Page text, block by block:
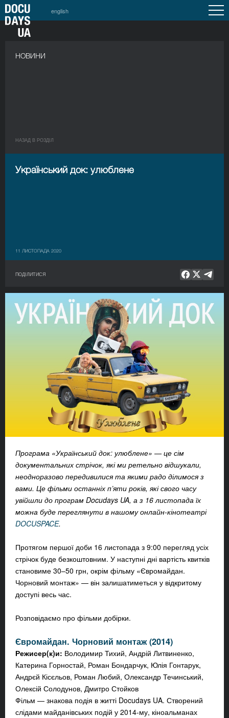
english
НОВИНИ
НАЗАД В РОЗДIЛ
Український док: улюблене
11 ЛИСТОПАДА 2020
ПОДІЛИТИСЯ
Програма «Український док: улюблене» — це сім
документальних стрічок, які ми ретельно відшукали,
неодноразово передивилися та якими радо ділимося з
вами. Це фільми останніх п’яти років, які свого часу
увійшли до програм Docudays UA, а з 16 листопада їх
можна буде переглянути в нашому онлайн-кінотеатрі
DOCUSPACE.
Протягом першої доби 16 листопада з 9:00 перегляд усіх
стрічок буде безкоштовним. У наступні дні вартість квитків
становиме 30–50 грн, окрім фільму «Євромайдан.
Чорновий монтаж» — він залишатиметься у відкритому
доступі весь час.
Розповідаємо про фільми добірки.
Євромайдан. Чорновий монтаж (2014)
Режисер(к)и: Володимир Тихий, Андрій Литвиненко,
Катерина Горностай, Роман Бондарчук, Юлія Гонтарук,
Андрєй Кісєльов, Роман Любий, Олександр Течинський,
Олексій Солодунов, Дмитро Стойков
Фільм — знакова подія в житті Docudays UA. Створений
слідами майданівських подій у 2014-му, кіноальманах